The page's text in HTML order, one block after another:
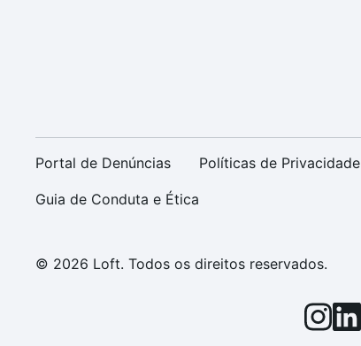
Portal de Denúncias Políticas de Privacidade
Guia de Conduta e Ética
© 2026 Loft. Todos os direitos reservados.